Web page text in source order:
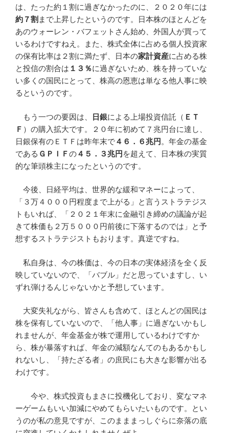
は、たった約１割に過ぎなかったのに、２０２０年には
約７割 まで上昇したというのです。日本株のほとんどを
あのウォーレン・バフェットさん始め、外国人が買って
いるわけですねえ。また、株式全体に占める個人投資家
の保有比率は２割に満たず、日本の家計資産に占める株
と投信の割合は １３％に過ぎないため、株を持っていな
い多くの国民にとって、株高の恩恵は単なる他人事に映
るというのです。
もう一つの要因は、 日銀による上場投資信託（ ＥＴ
Ｆ ）の購入拡大です。２０年に初めて７兆円台に達し、
日銀保有のＥＴＦは昨年末で４６．６兆円 。年金の基金
である ＧＰＩＦの４５．３兆円 を超えて、日本株の実質
的な筆頭株主になったというのです。
今後、日経平均は、世界的な緩和マネーによって、
「３万４０００円程度まで上がる」と言うストラテジス
トもいれば、「２０２１年末に金融引き締めの議論が起
きて株価も２万５０００円前後に下落するのでは」と予
想するストラテジストもおります。真逆ですね。
私自身は、今の株価は、今の日本の実体経済を全く反
映していないので、「バブル」だと思っていますし、い
ずれ弾けるんじゃないかと予想しています。
大変失礼ながら、皆さんも含めて、ほとんどの国民は
株を保有していないので、「他人事」に過ぎないかもし
れませんが、年金基金が株で運用しているわけですか
ら、株が暴落すれば、年金の減額なんてのもあるかもし
れないし、「持たざる者」の庶民にも大きな影響が出る
わけです。
今や、株式投資もまさに投機化しており、変なマネ
ーゲームもいい加減にやめてもらいたいものです。とい
うのが私の意見ですが、このまままっしぐらに奈落の底